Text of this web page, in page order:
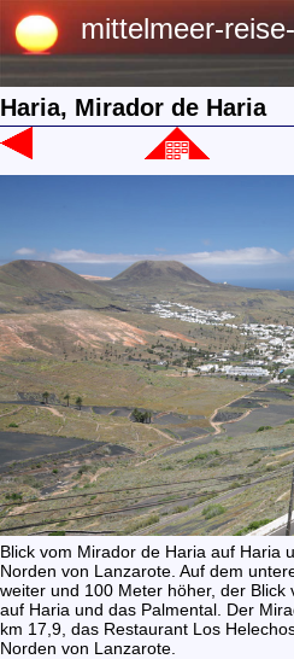
mittelmeer-
Haria, Mirador de Haria
Blick vom Mirador de Haria auf Haria
Norden von Lanzarote. Auf dem
weiter und 100 Meter höher, der
auf Haria und das Palmental. Der
km 17,9, das Restaurant Los
Norden von Lanzarote.